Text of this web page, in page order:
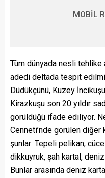
MOBİL
Tüm dünyada nesli tehlike
adedi deltada tespit
Düdükçünü, Kuzey
Kirazkuşu son 20 yıldır
görüldüğü ifade ediliyor.
Cenneti’nde görülen diğer
şunlar: Tepeli pelikan,
dikkuyruk, şah kartal,
Bunlar arasında deniz